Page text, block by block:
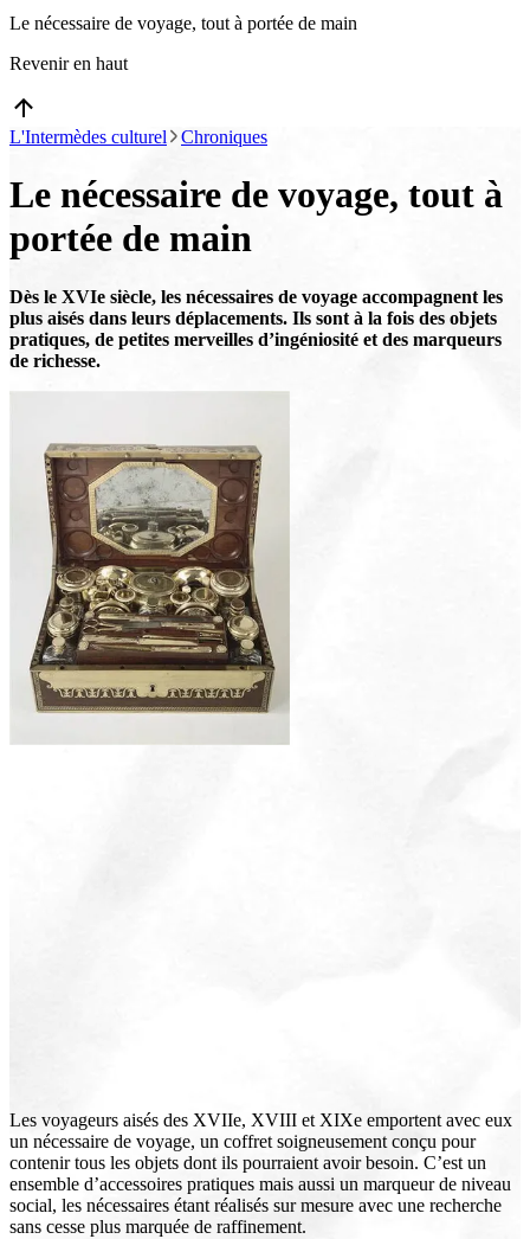
Le nécessaire de voyage, tout à portée de main
Revenir en haut
L'Intermèdes culturel Chroniques
Le nécessaire de voyage, tout à
portée de main
Dès le XVIe siècle, les nécessaires de voyage accompagnent les
plus aisés dans leurs déplacements. Ils sont à la fois des objets
pratiques, de petites merveilles d’ingéniosité et des marqueurs
de richesse.
Les voyageurs aisés des XVIIe, XVIII et XIXe emportent avec eux
un nécessaire de voyage, un coffret soigneusement conçu pour
contenir tous les objets dont ils pourraient avoir besoin. C’est un
ensemble d’accessoires pratiques mais aussi un marqueur de niveau
social, les nécessaires étant réalisés sur mesure avec une recherche
sans cesse plus marquée de raffinement.